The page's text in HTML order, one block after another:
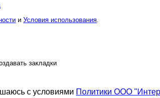
и Условия использования.
закладки
с условиями Политики ООО